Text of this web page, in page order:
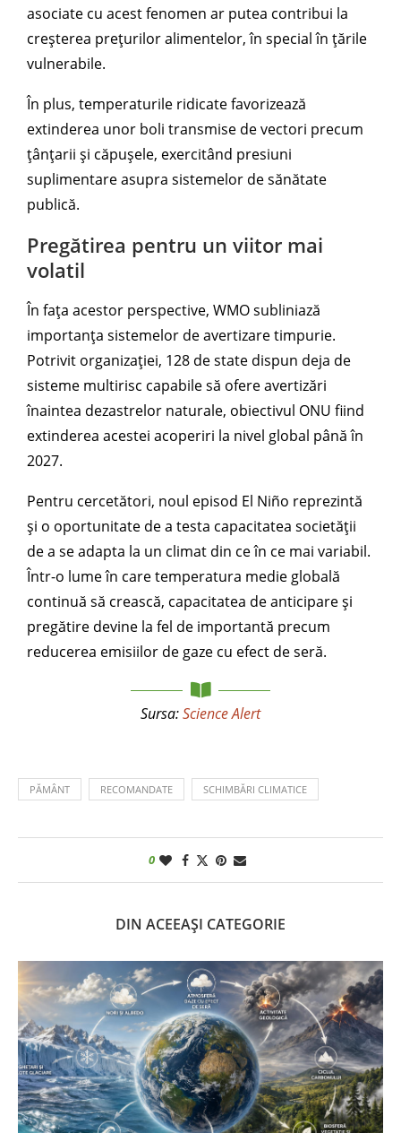
asociate cu acest fenomen ar putea contribui la
creșterea prețurilor alimentelor, în special în țările
vulnerabile.
În plus, temperaturile ridicate favorizează
extinderea unor boli transmise de vectori precum
țânțarii și căpușele, exercitând presiuni
suplimentare asupra sistemelor de sănătate
publică.
Pregătirea pentru un viitor mai
volatil
În fața acestor perspective, WMO subliniază
importanța sistemelor de avertizare timpurie.
Potrivit organizației, 128 de state dispun deja de
sisteme multirisc capabile să ofere avertizări
înaintea dezastrelor naturale, obiectivul ONU fiind
extinderea acestei acoperiri la nivel global până în
2027.
Pentru cercetători, noul episod El Niño reprezintă
și o oportunitate de a testa capacitatea societății
de a se adapta la un climat din ce în ce mai variabil.
Într-o lume în care temperatura medie globală
continuă să crească, capacitatea de anticipare și
pregătire devine la fel de importantă precum
reducerea emisiilor de gaze cu efect de seră.
Sursa:Science Alert
PĂMÂNT RECOMANDATE SCHIMBĂRI CLIMATICE
0
DIN ACEEAȘI CATEGORIE